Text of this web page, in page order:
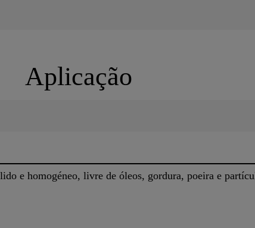
Aplicação
e homogéneo, livre de óleos, gordura, poeira e